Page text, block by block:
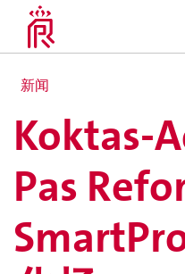
新闻
Koktas-
Pas